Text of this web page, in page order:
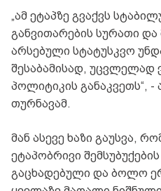
„ამ ეტაპზე გვაქვს
განვითარების სურათი და
არსებული სტატუსკვო
შესაბამისად,
პოლიტიკის განაკვეთს“, -
თურნავამ.
მან ასევე ხაზი გაუსვა,
ეტაპობრივი
გაცხადებული და ბოლო